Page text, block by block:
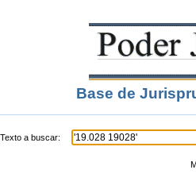
Base de
Texto a buscar: